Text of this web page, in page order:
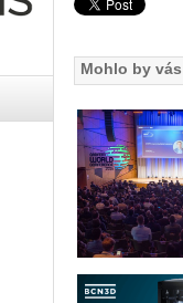
Mohlo by